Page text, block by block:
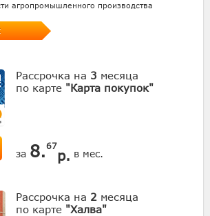
агропромышленного производства
Рассрочка на 3 месяца
по карте "Карта покупок"
за 8.67
р. в мес.
Рассрочка на 2 месяца
по карте "Халва"